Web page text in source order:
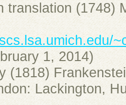
translation (1748)
1, 2014)
(1818)
Lackington,